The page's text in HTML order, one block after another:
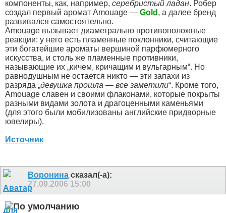
компоненты, как, например, серебристый ладан. Робер
создал первый аромат Amouage — Gold , а далее бренд
развивался самостоятельно.
Amouage вызывает диаметрально противоположные
реакции: у него есть пламенные поклонники, считающие
эти богатейшие ароматы вершиной парфюмерного
искусства, и столь же пламенные противники,
называющие их „кичем, кричащим и вульгарным“. Но
равнодушным не остается никто — эти запахи из
разряда „девушка прошла — все заметили“. Кроме того,
Amouage славен и своими флаконами, которые покрыты
разными видами золота и драгоценными каменьями
(для этого были мобилизованы английские придворные
ювелиры).
Источник
Воронина сказал(-а):
27.09.2006 15:00